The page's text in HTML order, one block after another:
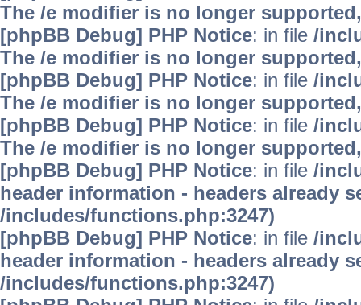
The /e modifier is no longer
[phpBB Debug] PHP Notice: in file /
The /e modifier is no longer
[phpBB Debug] PHP Notice: in file /
The /e modifier is no longer
[phpBB Debug] PHP Notice: in file /
The /e modifier is no longer
[phpBB Debug] PHP Notice: in file /
header information - headers already
/includes/functions.php:3247)
[phpBB Debug] PHP Notice: in file /
header information - headers already
/includes/functions.php:3247)